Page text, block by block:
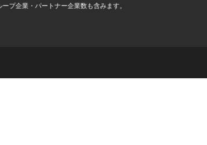
プ企業・パートナー企業数も含みます。